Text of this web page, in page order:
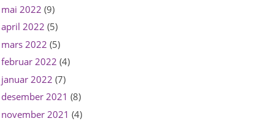
mai 2022 (9)
april 2022 (5)
mars 2022 (5)
februar 2022 (4)
januar 2022 (7)
desember 2021 (8)
november 2021 (4)